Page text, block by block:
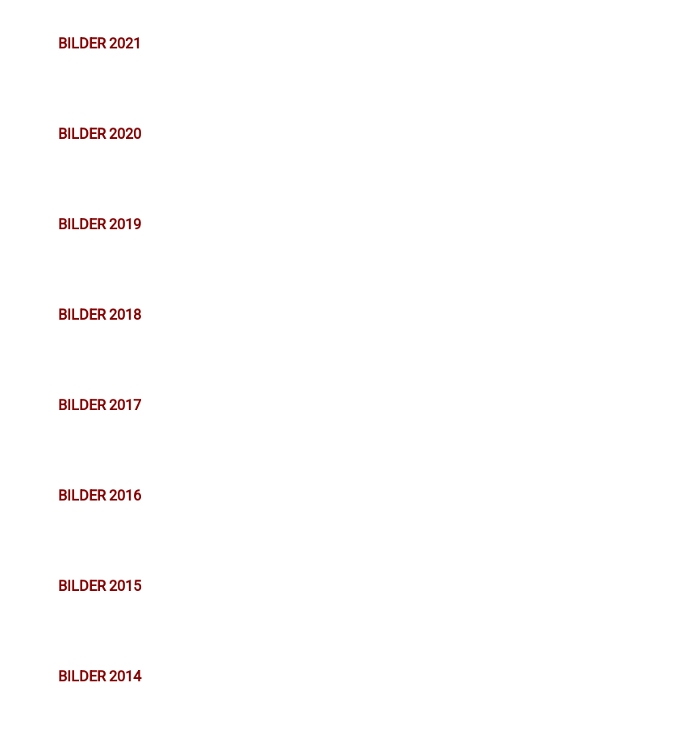
BILDER 2021
BILDER 2020
BILDER 2019
BILDER 2018
BILDER 2017
BILDER 2016
BILDER 2015
BILDER 2014